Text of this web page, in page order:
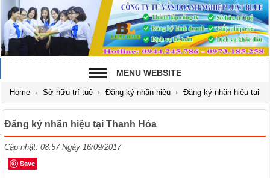
MENU WEBSITE
Home Sở hữu trí tuệ Đăng ký nhãn hiệu Đăng ký nhãn hiệu tại
Đăng ký nhãn hiệu tại Thanh Hóa
Cập nhật: 08:57 Ngày 16/09/2017
Save